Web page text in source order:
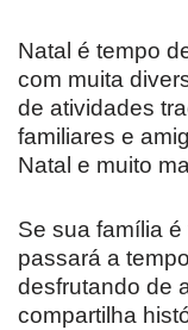
Natal é tempo
com muita
de atividades
familiares e
Natal e muito
Se sua família
passará a
desfrutando de
compartilha